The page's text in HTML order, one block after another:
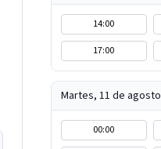
14:00
17:00
Martes, 11 de agosto
00:00